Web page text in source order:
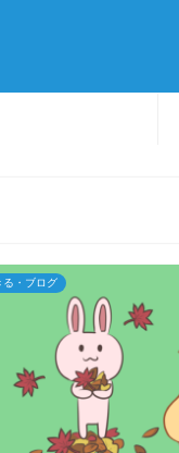
る・ブログ